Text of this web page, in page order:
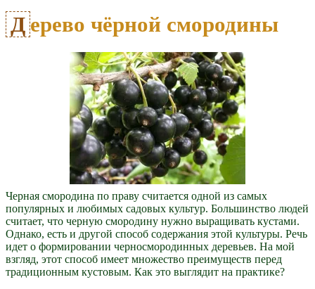
Дерево чёрной смородины
Черная смородина по праву считается одной из самых
популярных и любимых садовых культур. Большинство людей
считает, что черную смородину нужно выращивать кустами.
Однако, есть и другой способ содержания этой культуры. Речь
идет о формировании черносмородинных деревьев. На мой
взгляд, этот способ имеет множество преимуществ перед
традиционным кустовым. Как это выглядит на практике?